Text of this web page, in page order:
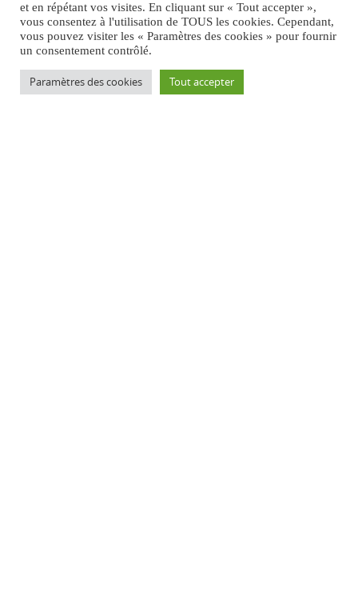
et en répétant vos visites. En cliquant sur « Tout accepter »,
vous consentez à l'utilisation de TOUS les cookies. Cependant,
vous pouvez visiter les « Paramètres des cookies » pour fournir
un consentement contrôlé.
Paramètres des cookies Tout accepter